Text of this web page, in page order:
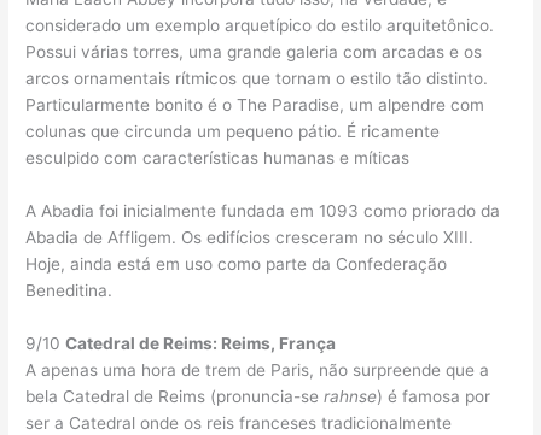
considerado um exemplo arquetípico do estilo arquitetônico.
Possui várias torres, uma grande galeria com arcadas e os
arcos ornamentais rítmicos que tornam o estilo tão distinto.
Particularmente bonito é o The Paradise, um alpendre com
colunas que circunda um pequeno pátio. É ricamente
esculpido com características humanas e míticas
A Abadia foi inicialmente fundada em 1093 como priorado da
Abadia de Affligem. Os edifícios cresceram no século XIII.
Hoje, ainda está em uso como parte da Confederação
Beneditina.
9/10Catedral de Reims: Reims, França
A apenas uma hora de trem de Paris, não surpreende que a
bela Catedral de Reims (pronuncia-serahnse) é famosa por
ser a Catedral onde os reis franceses tradicionalmente